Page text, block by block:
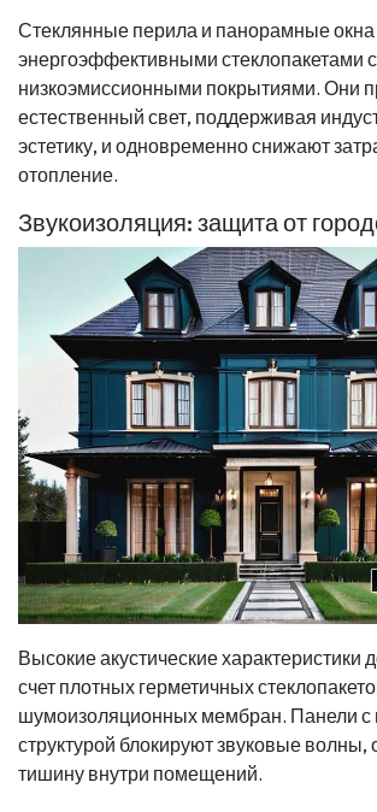
Стеклянные перила и панорамные
энергоэффективными стеклопакетами с
низкоэмиссионными покрытиями. Они
естественный свет, поддерживая
эстетику, и одновременно снижают
отопление.
Звукоизоляция: защита от
Высокие акустические характеристики
счет плотных герметичных
шумоизоляционных мембран. Панели с
структурой блокируют звуковые волны,
тишину внутри помещений.